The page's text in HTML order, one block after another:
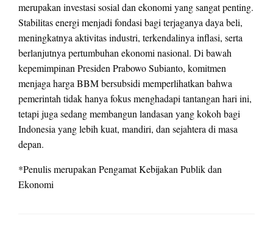
merupakan investasi sosial dan ekonomi yang sangat penting.
Stabilitas energi menjadi fondasi bagi terjaganya daya beli,
meningkatnya aktivitas industri, terkendalinya inflasi, serta
berlanjutnya pertumbuhan ekonomi nasional. Di bawah
kepemimpinan Presiden Prabowo Subianto, komitmen
menjaga harga BBM bersubsidi memperlihatkan bahwa
pemerintah tidak hanya fokus menghadapi tantangan hari ini,
tetapi juga sedang membangun landasan yang kokoh bagi
Indonesia yang lebih kuat, mandiri, dan sejahtera di masa
depan.
*Penulis merupakan Pengamat Kebijakan Publik dan
Ekonomi